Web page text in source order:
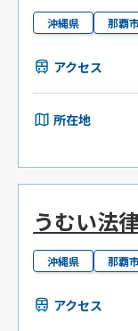
沖縄県 那覇
アクセス
所在地
うむい法
沖縄県 那覇
アクセス